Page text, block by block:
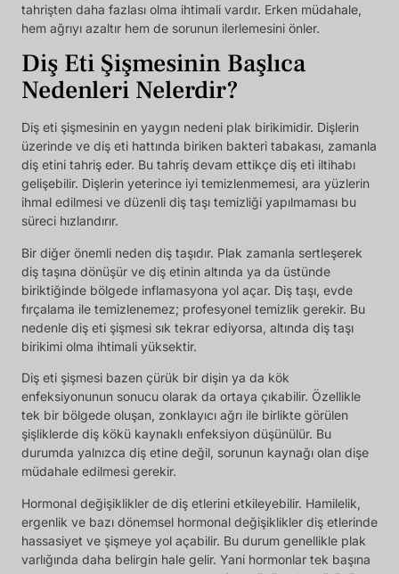
tahrişten daha fazlası olma ihtimali vardır. Erken müdahale,
hem ağrıyı azaltır hem de sorunun ilerlemesini önler.
Diş Eti Şişmesinin Başlıca
Nedenleri Nelerdir?
Diş eti şişmesinin en yaygın nedeni plak birikimidir. Dişlerin
üzerinde ve diş eti hattında biriken bakteri tabakası, zamanla
diş etini tahriş eder. Bu tahriş devam ettikçe diş eti iltihabı
gelişebilir. Dişlerin yeterince iyi temizlenmemesi, ara yüzlerin
ihmal edilmesi ve düzenli diş taşı temizliği yapılmaması bu
süreci hızlandırır.
Bir diğer önemli neden diş taşıdır. Plak zamanla sertleşerek
diş taşına dönüşür ve diş etinin altında ya da üstünde
biriktiğinde bölgede inflamasyona yol açar. Diş taşı, evde
fırçalama ile temizlenemez; profesyonel temizlik gerekir. Bu
nedenle diş eti şişmesi sık tekrar ediyorsa, altında diş taşı
birikimi olma ihtimali yüksektir.
Diş eti şişmesi bazen çürük bir dişin ya da kök
enfeksiyonunun sonucu olarak da ortaya çıkabilir. Özellikle
tek bir bölgede oluşan, zonklayıcı ağrı ile birlikte görülen
şişliklerde diş kökü kaynaklı enfeksiyon düşünülür. Bu
durumda yalnızca diş etine değil, sorunun kaynağı olan dişe
müdahale edilmesi gerekir.
Hormonal değişiklikler de diş etlerini etkileyebilir. Hamilelik,
ergenlik ve bazı dönemsel hormonal değişiklikler diş etlerinde
hassasiyet ve şişmeye yol açabilir. Bu durum genellikle plak
varlığında daha belirgin hale gelir. Yani hormonlar tek başına